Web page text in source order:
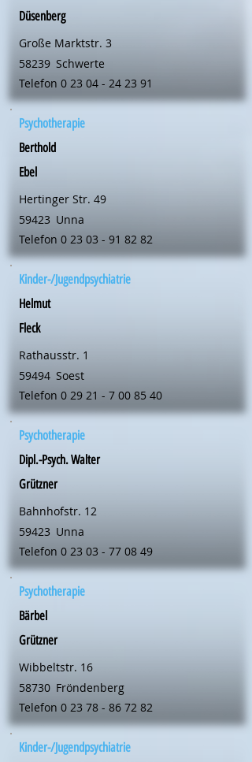
Düsenberg
Große Marktstr. 3
58239 Schwerte
Telefon 0 23 04 - 24 23 91
Psychotherapie
Berthold
Ebel
Hertinger Str. 49
59423 Unna
Telefon 0 23 03 - 91 82 82
Kinder-/Jugendpsychiatrie
Helmut
Fleck
Rathausstr. 1
59494 Soest
Telefon 0 29 21 - 7 00 85 40
Psychotherapie
Dipl.-Psych. Walter
Grützner
Bahnhofstr. 12
59423 Unna
Telefon 0 23 03 - 77 08 49
Psychotherapie
Bärbel
Grützner
Wibbeltstr. 16
58730 Fröndenberg
Telefon 0 23 78 - 86 72 82
Kinder-/Jugendpsychiatrie